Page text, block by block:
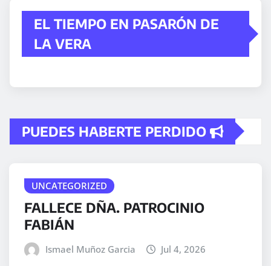
EL TIEMPO EN PASARÓN DE
LA VERA
PUEDES HABERTE PERDIDO
UNCATEGORIZED
FALLECE DÑA. PATROCINIO
FABIÁN
Ismael Muñoz Garcia Jul 4, 2026